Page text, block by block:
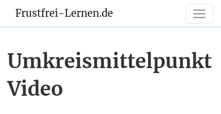
Frustfrei-Lernen.de
Umkreismittelpunkt
Video